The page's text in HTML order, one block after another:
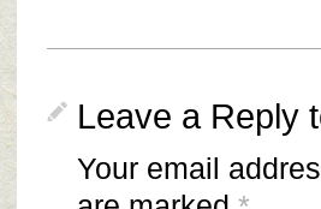
Leave a Reply
Your email